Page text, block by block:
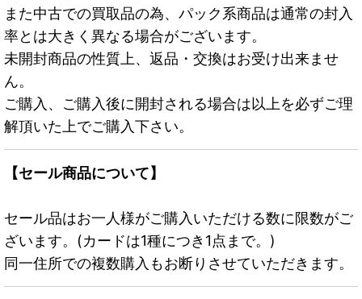
また中古での買取品の為、パック系商品は通常の封入
率とは大きく異なる場合がございます。
未開封商品の性質上、返品・交換はお受け出来ませ
ん。
ご購入、ご購入後に開封される場合は以上を必ずご理
解頂いた上でご購入下さい。
【セール商品について】
セール品はお一人様がご購入いただける数に限数がご
ざいます。(カードは1種につき1点まで。)
同一住所での複数購入もお断りさせていただきます。